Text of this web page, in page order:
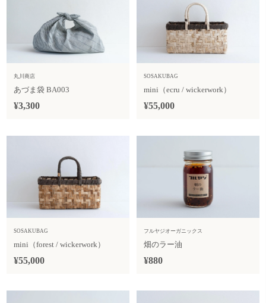
丸川商店
あづま袋 BA003
¥3,300
SOSAKUBAG
mini（ecru / wickerwork）
¥55,000
SOSAKUBAG
mini（forest / wickerwork）
¥55,000
フルヤジオーガニックス
畑のラー油
¥880